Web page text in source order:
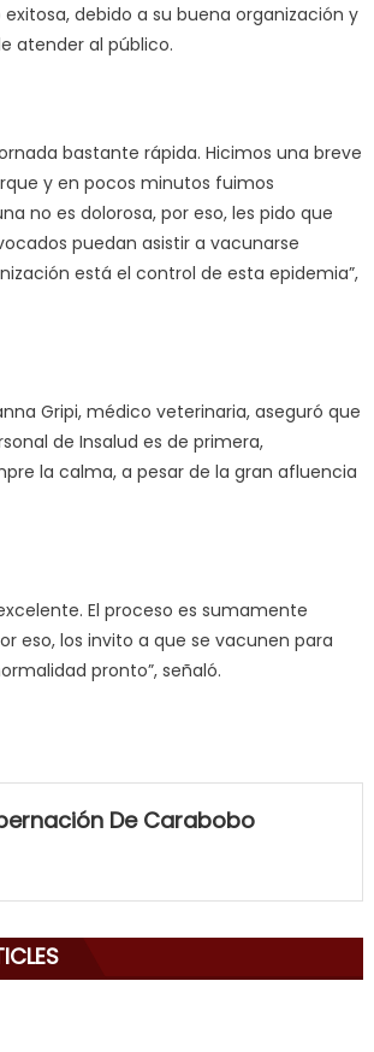
debido a su buena organización y
atender al público.
bastante rápida. Hicimos una breve
y en pocos minutos fuimos
no es dolorosa, por eso, les pido que
puedan asistir a vacunarse
está el control de esta epidemia”,
Gripi, médico veterinaria, aseguró que
de Insalud es de primera,
la calma, a pesar de la gran afluencia
El proceso es sumamente
eso, los invito a que se vacunen para
pronto”, señaló.
De Carabobo